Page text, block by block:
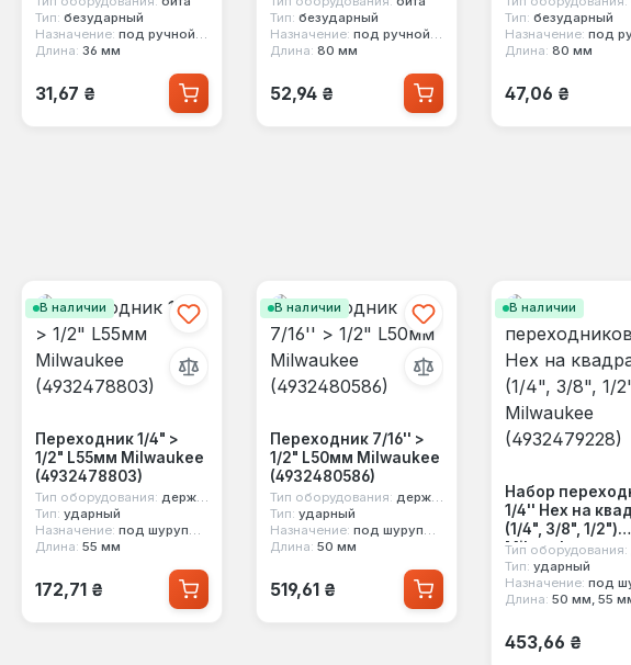
Тип: безударный
Назначение: под ручной инструмент
Длина: 36 мм
Обычная цена:
31,67 ₴
Тип: безударный
Назначение: под ручной инструмент
Длина: 80 мм
Обычная цена:
52,94 ₴
Тип: безударный
Назначение: под ручной
Длина: 80 мм
Обычная
47,06 ₴
В наличии
Переходник 1/4" >
1/2" L55мм Milwaukee
(4932478803)
Тип оборудования: держатель насадок
Тип: ударный
Назначение: под шуруповерт
Длина: 55 мм
Обычная цена:
172,71 ₴
В наличии
Переходник 7/16'' >
1/2" L50мм Milwaukee
(4932480586)
Тип оборудования: держатель насадок
Тип: ударный
Назначение: под шуруповерт
Длина: 50 мм
Обычная цена:
519,61 ₴
В наличии
Набор
1/4'' Hex на
(1/4", 3/8", 1/2")
Milwaukee
(4932479228)
Тип оборудования:
Тип: ударный
Назначение: под
Длина: 50 мм, 55
Обычная
453,66 ₴